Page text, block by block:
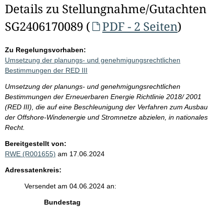
Details zu Stellungnahme/Gutachten
SG2406170089 (
PDF - 2 Seiten)
Zu Regelungsvorhaben:
Umsetzung der planungs- und genehmigungsrechtlichen
Bestimmungen der RED III
Umsetzung der planungs- und genehmigungsrechtlichen
Bestimmungen der Erneuerbaren Energie Richtlinie 2018/ 2001
(RED III), die auf eine Beschleunigung der Verfahren zum Ausbau
der Offshore-Windenergie und Stromnetze abzielen, in nationales
Recht.
Bereitgestellt von:
RWE (R001655) am 17.06.2024
Adressatenkreis:
Versendet am 04.06.2024 an:
Bundestag